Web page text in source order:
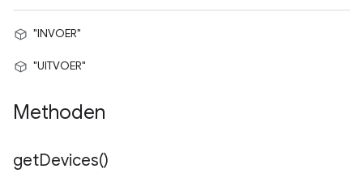
"INVOER"
"UITVOER"
Methoden
getDevices()